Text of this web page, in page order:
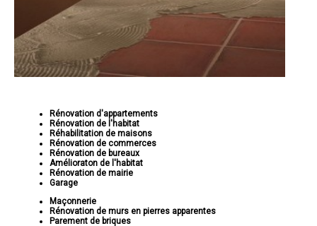
Rénovation d'appartements
Rénovation de l'habitat
Réhabilitation de maisons
Rénovation de commerces
Rénovation de bureaux
Amélioraton de l'habitat
Rénovation de mairie
Garage
Maçonnerie
Rénovation de murs en pierres apparentes
Parement de briques